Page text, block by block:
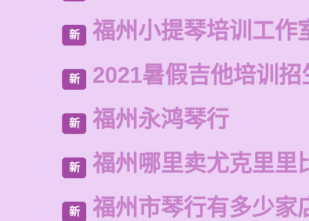
新 福州小提琴培训工作
新 2021暑假吉他培训招
新 福州永鸿琴行
新 福州哪里卖尤克里里
新 福州市琴行有多少家